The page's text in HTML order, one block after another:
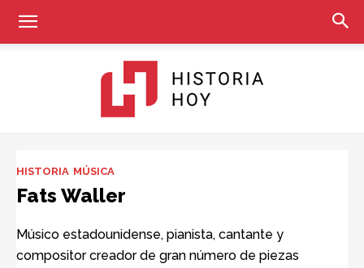
Hoy
HISTORIA MÚSICA
Fats Waller
Músico estadounidense, pianista, cantante y
compositor creador de gran número de piezas